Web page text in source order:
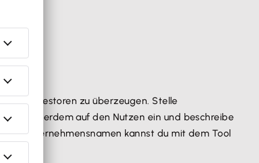
Investoren zu überzeugen. Stelle
außerdem auf den Nutzen ein und beschreibe
Unternehmensnamen kannst du mit dem Tool